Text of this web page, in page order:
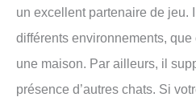
un excellent partenaire de jeu.
différents environnements,
une maison. Par ailleurs, il
présence d’autres chats. Si